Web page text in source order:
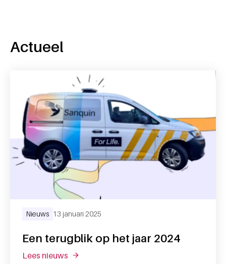
Actueel
Een terugblik op het jaar 2024
Nieuws 13 januari 2025
lees nieuws over een terugblik op het jaar 2024